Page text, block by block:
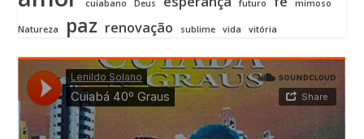
cuiabano Deus futuro mimoso
Natureza paz renovação sublime vida vitória